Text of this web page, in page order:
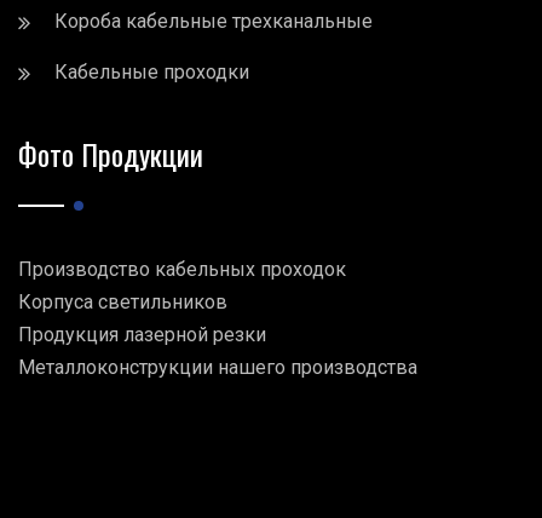
Короба кабельные трехканальные
Кабельные проходки
Фото Продукции
Производство кабельных проходок
Корпуса светильников
Продукция лазерной резки
Металлоконструкции нашего производства